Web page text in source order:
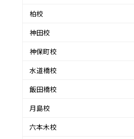
柏校
神田校
神保町校
水道橋校
飯田橋校
月島校
六本木校